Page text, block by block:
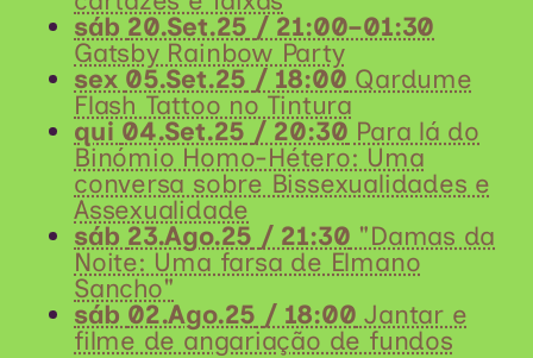
sáb 20.Set.25 / 21:00–01:30
Gatsby Rainbow Party
sex 05.Set.25 / 18:00 Qardume
Flash Tattoo no Tintura
qui 04.Set.25 / 20:30 Para lá do
Binómio Homo-Hétero: Uma
conversa sobre Bissexualidades e
Assexualidade
sáb 23.Ago.25 / 21:30 "Damas da
Noite: Uma farsa de Elmano
Sancho"
sáb 02.Ago.25 / 18:00 Jantar e
filme de angariação de fundos